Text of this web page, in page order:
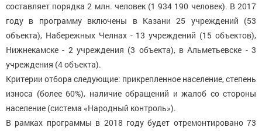
составляет порядка 2 млн. человек (1 934 190 человек). В 2017
году в программу включены в Казани 25 учреждений (53
объекта), Набережных Челнах - 13 учреждений (15 объектов),
Нижнекамске - 2 учреждения (3 объекта), в Альметьевске - 3
учреждения (4 объекта).
Критерии отбора следующие: прикрепленное население, степень
износа (более 60%), наличие обращений и жалоб со стороны
население (система «Народный контроль»).
В рамках программы в 2018 году будет отремонтировано 73